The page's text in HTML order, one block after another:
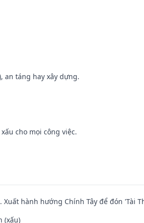
an táng hay xây dựng.
cho mọi công việc.
hành hướng Chính Tây để đón 'Tài
(xấu)